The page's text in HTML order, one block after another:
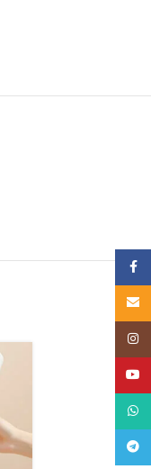
គណនី
Email